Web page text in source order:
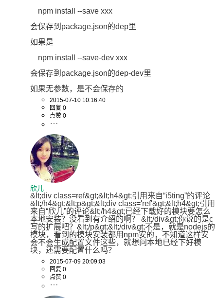
会保存到package.json的dep里
如果是
会保存到package.json的dep-dev里
如果无参数，是不会保存的
2015-07-10 10:16:40
回复 0
点赞 0
欣儿
&lt;div class=ref&gt;&lt;h4&gt;引用来自“i5ting”的评论
&lt;/h4&gt;&lt;p&gt;&lt;div class='ref'&gt;&lt;h4&gt;引用
来自“欣儿”的评论&lt;/h4&gt;已经下载好的模块要怎么
本地安装？没看到有介绍的啊？ &lt;/div&gt;你说的是c
写的扩展吧？&lt;/p&gt;&lt;/div&gt;不是，就是nodejs的
模块，看到的模块安装都用npm安的，不知道这样安
会不会生成配置文件这些，就想问本地已经下好模
块，还需要配置什么吗？
2015-07-09 20:09:03
回复 0
点赞 0